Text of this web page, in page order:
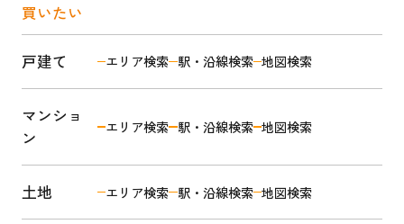
買いたい
戸建て エリア検索 駅・沿線検索 地図検索
マンショ
ン
エリア検索 駅・沿線検索 地図検索
土地 エリア検索 駅・沿線検索 地図検索